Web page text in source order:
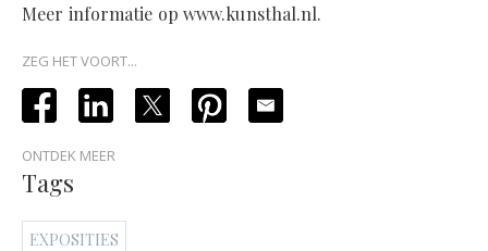
Meer informatie op www.kunsthal.nl.
ZEG HET VOORT...
ONTDEK MEER
Tags
EXPOSITIES